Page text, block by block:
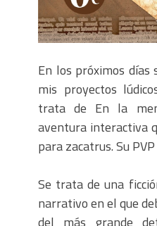
En los próximos
mis proyectos
trata de En la
aventura interactiva
para zacatrus. Su
Se trata de una
narrativo en el que
del más grande